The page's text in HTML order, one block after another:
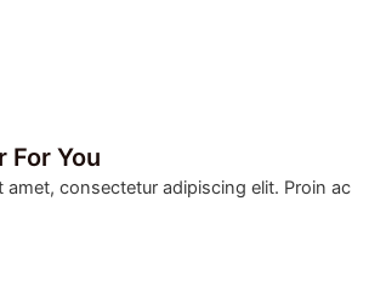
For You
amet, consectetur adipiscing elit. Proin ac